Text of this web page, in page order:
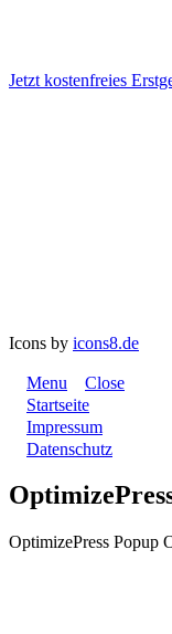
Jetzt kostenfreies
Icons by icons8.de
Menu
Close
Startseite
Impressum
Datenschutz
OptimizePress Popup